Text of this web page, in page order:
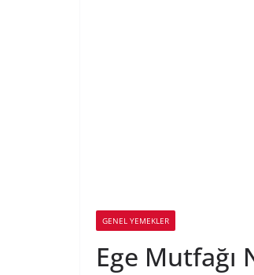
GENEL YEMEKLER
Ege Mutfağı